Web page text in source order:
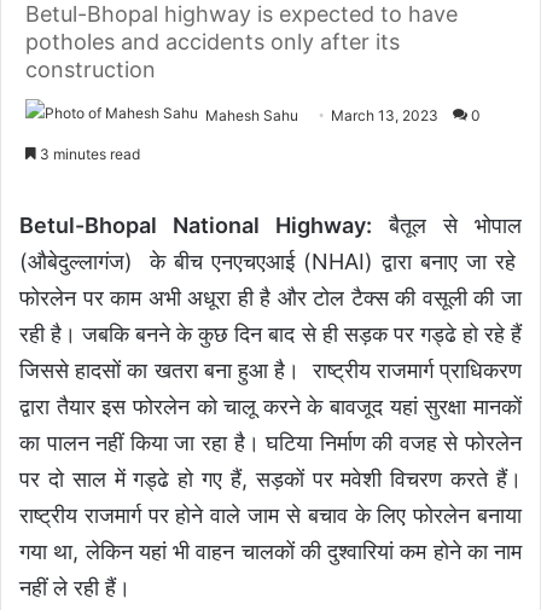
Betul-Bhopal highway is expected to have
potholes and accidents only after its
construction
Mahesh Sahu March 13, 2023 0
3 minutes read
Betul-Bhopal National Highway:
बैतूल से भोपाल
(औबेदुल्लागंज) के बीच एनएचएआई (NHAI) द्वारा बनाए जा रहे
फोरलेन पर काम अभी अधूरा ही है और टोल टैक्स की वसूली की जा
रही है। जबकि बनने के कुछ दिन बाद से ही सड़क पर गड्ढे हो रहे हैं
जिससे हादसों का खतरा बना हुआ है। राष्ट्रीय राजमार्ग प्राधिकरण
द्वारा तैयार इस फोरलेन को चालू करने के बावजूद यहां सुरक्षा मानकों
का पालन नहीं किया जा रहा है। घटिया निर्माण की वजह से फोरलेन
पर दो साल में गड्ढे हो गए हैं, सड़कों पर मवेशी विचरण करते हैं।
राष्ट्रीय राजमार्ग पर होने वाले जाम से बचाव के लिए फोरलेन बनाया
गया था, लेकिन यहां भी वाहन चालकों की दुश्वारियां कम होने का नाम
नहीं ले रही हैं।